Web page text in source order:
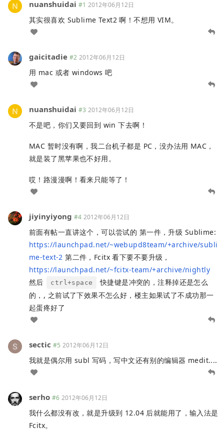
nuanshuidai #1 2012年06月12日
其实很喜欢 Sublime Text2 啊！不想用 VIM。
gaicitadie #2 2012年06月12日
用 mac 或者 windows 吧
nuanshuidai #3 2012年06月12日
不是吧，你们又要回到 win 下去啊！
MAC 暂时没有啊，我二台机子都是 PC，没办法用 MAC，
就是装了黑苹果也不好用。
哎！路漫漫啊！看来只能等了！
jiyinyiyong #4 2012年06月12日
前面有帖一直讲这个，可以尝试的 第一件，升级 Sublime:
https://launchpad.net/~webupd8team/+archive/subli
me-text-2 第二件，Fcitx 看下要不要升级，
https://launchpad.net/~fcitx-team/+archive/nightly
然后
ctrl+space
快捷键是冲突的，注释掉还是怎么
的，, 之前试了下效果不怎么好，楼主如果试了不成功那一
起蛋疼好了
sectic #5 2012年06月12日
我就是偶尔用 subl 写码，写中文还有别的编辑器 medit....
serho #6 2012年06月12日
我什么都没有改，就是升级到 12.04 后就能用了，输入法是
Fcitx。